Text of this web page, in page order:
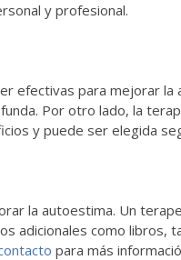
y profesional.
efectivas para mejorar
Por otro lado, la
y puede ser elegida
la autoestima. Un
adicionales como
para más